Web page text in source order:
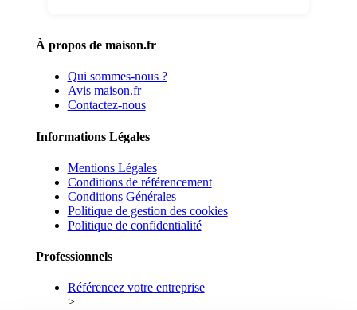
À propos de maison.fr
Qui sommes-nous ?
Avis maison.fr
Contactez-nous
Informations Légales
Mentions Légales
Conditions de référencement
Conditions Générales
Politique de gestion des cookies
Politique de confidentialité
Professionnels
Référencez votre entreprise
>